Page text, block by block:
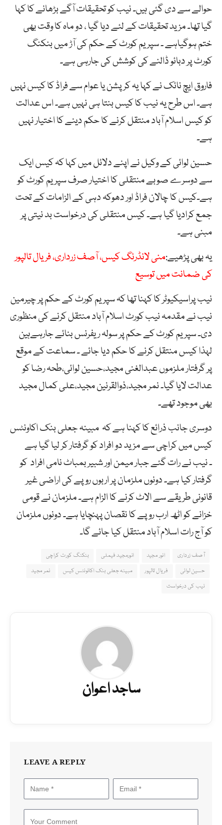
حوالے سے دی گئی ہیں۔ نیب کو تحقیقات آگے بڑھانے کا کہا
گیا تھا۔ مزید تحقیقات کے لئے دیا گیا ، دو ماہ کا وقت بھی
ختم ہوگیاہے ۔ سپریم کورٹ کے حکم کی آڑ میں بنکنگ
کورٹ پر دبائو ڈالنے کی کوشش کی جارہی ہے۔
فاروق ایچ نائک نے کہا یہ کرپشن یا عوام سے فراڈ کا کیس نہیں
ہے۔ اس طرح یہ نیب کا کیس بنتا ہی نہیں ہے۔ اس عدالت
کو کیس اسلام آباد منتقل کرنے کا حکم دینے کا اختیار نہیں
ہے۔
حسین لوائی کے وکیل نے اپنے دلائل میں کہا کہ کیس ایک
سے دوسرے صوبے منتقلی کا اختیار صرف سپریم کورٹ کو
ہے۔کیس کا چالان فراڈ اور دھوکہ دہی کے الزامات کے تحت
جمع کرادیا گیا ہے۔ کیس منتقلی کی درخواست بد نیتی پر
مبنی ہے۔
یہ بھی پڑھیے:منی لانڈرنگ کیس، آصف زرداری، فریال تالپور
کی ضمانت میں توسیع
نیب پراسیکیوٹر کا کہنا تھا کہ سپریم کورٹ کے حکم پر چیرمین
نیب نے مقدمہ نیب کورٹ اسلام آباد منتقل کرنے کی منظوری
دی۔ سپریم کورٹ کے حکم پر سولہ ریفرنس بنائے جارہےہین
لہذا کیس منتقل کرنے کا حکم دیا جائے ۔ سماعت کے موقع
پر گرفتار ملزموں عبدالغنی مجید،حسین لوائی،طحہ رضا کو
عدالت لایا گیا۔ نمر مجید،ذوالقرنین مجید،علی کمال مجید
بھی موجود تھے۔
دوسری جانب ذرائع کا کہنا ہے کہ مبینہ جعلی بنک اکاونٹس
کیس میں کراچی سے مزید دو افراد کو گرفتار کر لیا گیا ہے
۔ نیب نے رات گئے جبار میمن اور شبیر بمباٹ نامی افراد کو
گرفتار کیا ہے۔ دونوں ملزمان پر اربوں روپے کی اراضی غیر
قانونی طریقے سے الاٹ کرنے کا الزام ہے۔ ملزمان نے قومی
خزانے کو اٹھ ارب روپے کا نقصان پہنچایا ہے۔ دونوں ملزمان
کو آج رات اسلام آباد منتقل کیا جائے گا۔
آصف زرداری انور مجید انورمجید فیملی
بنکنگ کورٹ کراچی
حسین لوائی
فریال تالپور مبینہ جعلی بنک اکائونٹس کیس
نمر مجید
نیب کی درخواست
ساجد اعوان
LEAVE A REPLY